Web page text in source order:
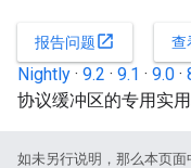
报告问题open_in_new 查
Nightly · 9.2 · 9.1 · 9.0 ·
协议缓冲区的专用实
如未另行说明，那么本页